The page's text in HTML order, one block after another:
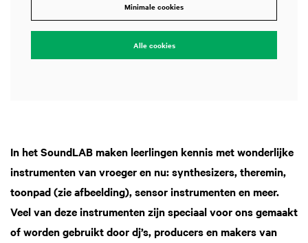
Minimale cookies
Alle cookies
In het SoundLAB maken leerlingen kennis met wonderlijke
instrumenten van vroeger en nu: synthesizers, theremin,
toonpad (zie afbeelding), sensor instrumenten en meer.
Veel van deze instrumenten zijn speciaal voor ons gemaakt
of worden gebruikt door dj’s, producers en makers van